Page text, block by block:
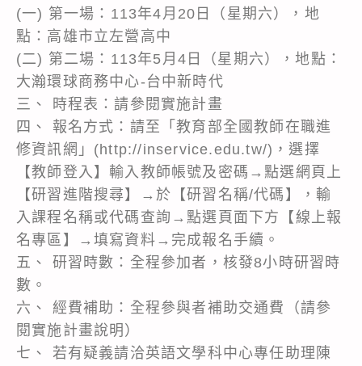
(一) 第一場：113年4月20日（星期六），地
點：高雄市立左營高中
(二) 第二場：113年5月4日（星期六），地點：
大瀚環球商務中心-台中新時代
三、 時程表：請參閱實施計畫
四、 報名方式：請至「教育部全國教師在職進
修資訊網」(http://inservice.edu.tw/)，選擇
【教師登入】輸入教師帳號及密碼→點選網頁上
【研習進階搜尋】→於【研習名稱/代碼】，輸
入課程名稱或代碼查詢→點選頁面下方【線上報
名專區】→填寫資料→完成報名手續。
五、 研習時數：全程參加者，核發8小時研習時
數。
六、 經費補助：全程參與者補助交通費（請參
閱實施計畫說明）
七、 若有疑義請洽英語文學科中心專任助理陳